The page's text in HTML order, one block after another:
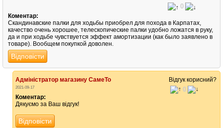
0
Коментар:
Скандинавские палки для ходьбы приобрел для похода в Карпатах,
качество очень хорошее, телескопические палки удобно ложатся в руку,
да и при ходьбе чувствуется эффект амортизации (как было заявлено в
товаре). Вообщем покупкой доволен.
Відповісти
Адміністратор магазину СамеТо
2021-09-17
Відгук корисний?
0
Коментар:
Дякуємо за Ваш відгук!
Відповісти